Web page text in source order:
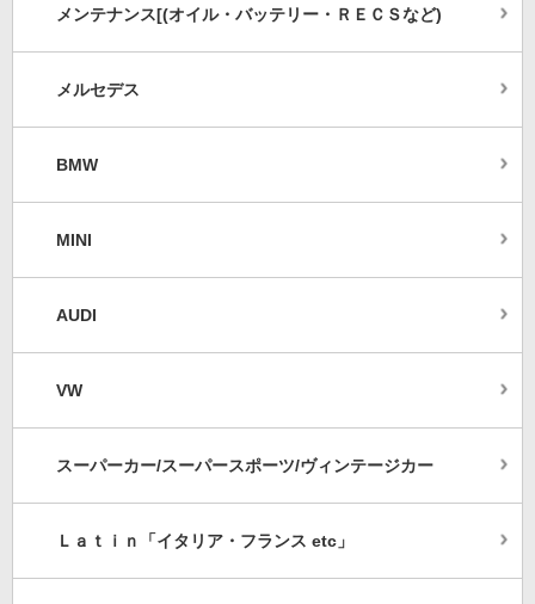
メンテナンス[(オイル・バッテリー・ＲＥＣＳなど)
メルセデス
BMW
MINI
AUDI
VW
スーパーカー/スーパースポーツ/ヴィンテージカー
Ｌａｔｉｎ「イタリア・フランス etc」